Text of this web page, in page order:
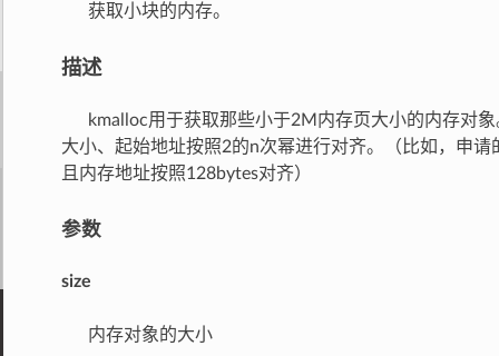
获取小块的内存。
描述
kmalloc用于获取那些小于2M内存页大小的内存对象
大小、起始地址按照2的n次幂进行对齐。（比如，申
且内存地址按照128bytes对齐）
参数
size
内存对象的大小